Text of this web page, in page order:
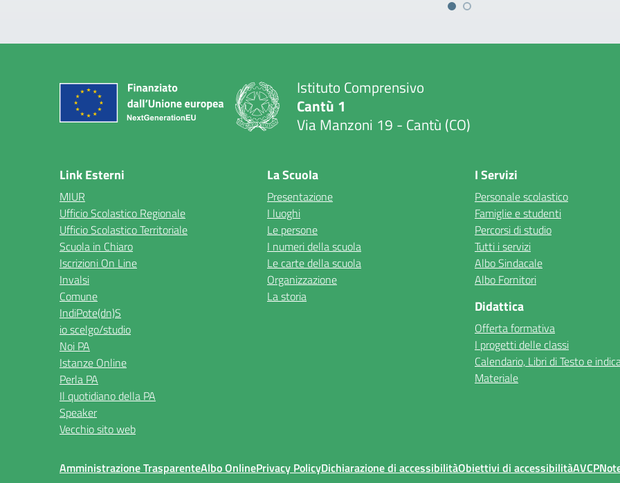
Istituto Comprensivo
Cantù 1
Via Manzoni 19 - Cantù (CO)
Link Esterni
MIUR
Ufficio Scolastico Regionale
Ufficio Scolastico Territoriale
Scuola in Chiaro
Iscrizioni On Line
Invalsi
Comune
IndiPote(dn)S
io scelgo/studio
Noi PA
Istanze Online
Perla PA
Il quotidiano della PA
Speaker
Vecchio sito web
La Scuola
Presentazione
I luoghi
Le persone
I numeri della scuola
Le carte della scuola
Organizzazione
La storia
I Servizi
Personale scolastico
Famiglie e studenti
Percorsi di studio
Tutti i servizi
Albo Sindacale
Albo Fornitori
Didattica
Offerta formativa
I progetti delle classi
Calendario, Libri di Testo e
Materiale
Amministrazione TrasparenteAlbo OnlinePrivacy PolicyDichiarazione di accessibilitàObiettivi di accessibilitàAVCP